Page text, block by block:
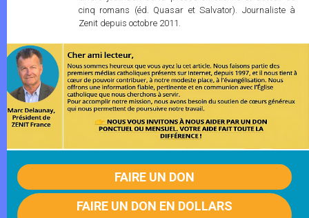
cinq romans (éd. Quasar et Salvator). Journaliste à
Zenit depuis octobre 2011.
FAIRE UN DON
FAIRE UN DON EN DOLLARS